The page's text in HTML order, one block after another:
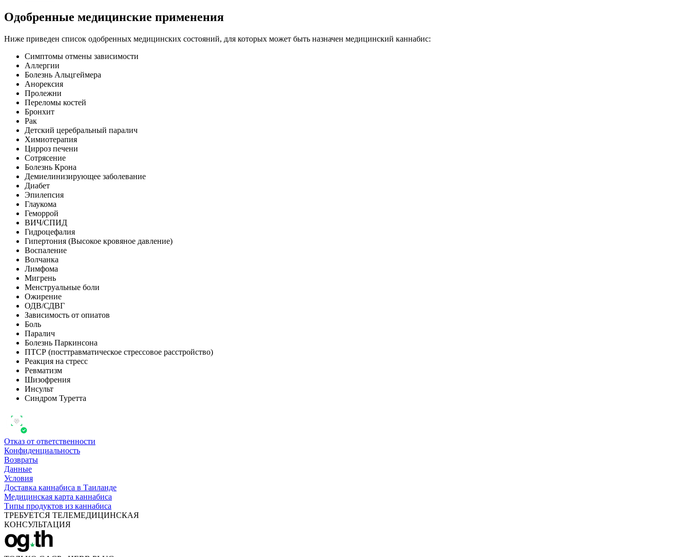
Одобренные медицинские применения
Ниже приведен список одобренных медицинских состояний, для которых может быть назначен медицинский каннабис:
Симптомы отмены зависимости
Аллергии
Болезнь Альцгеймера
Анорексия
Пролежни
Переломы костей
Бронхит
Рак
Детский церебральный паралич
Химиотерапия
Цирроз печени
Сотрясение
Болезнь Крона
Демиелинизирующее заболевание
Диабет
Эпилепсия
Глаукома
Геморрой
ВИЧ/СПИД
Гидроцефалия
Гипертония (Высокое кровяное давление)
Воспаление
Волчанка
Лимфома
Мигрень
Менструальные боли
Ожирение
ОДВ/СДВГ
Зависимость от опиатов
Боль
Паралич
Болезнь Паркинсона
ПТСР (посттравматическое стрессовое расстройство)
Реакция на стресс
Ревматизм
Шизофрения
Инсульт
Синдром Туретта
Отказ от ответственности
Конфиденциальность
Возвраты
Данные
Условия
Доставка каннабиса в Таиланде
Медицинская карта каннабиса
Типы продуктов из каннабиса
ТРЕБУЕТСЯ ТЕЛЕМЕДИЦИНСКАЯ
КОНСУЛЬТАЦИЯ